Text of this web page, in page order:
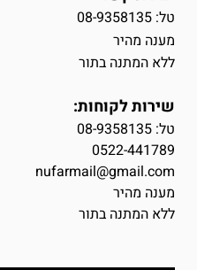
טל: 08-9358135
מענה מהיר
ללא המתנה בתור
שירות לקוחות:
טל: 08-9358135
0522-441789
nufarmail@gmail.com
מענה מהיר
ללא המתנה בתור